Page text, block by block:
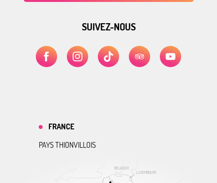
SUIVEZ-NOUS
BELGIQUE
LUXEMBOURG
FRANCE
PAYS THIONVILLOIS